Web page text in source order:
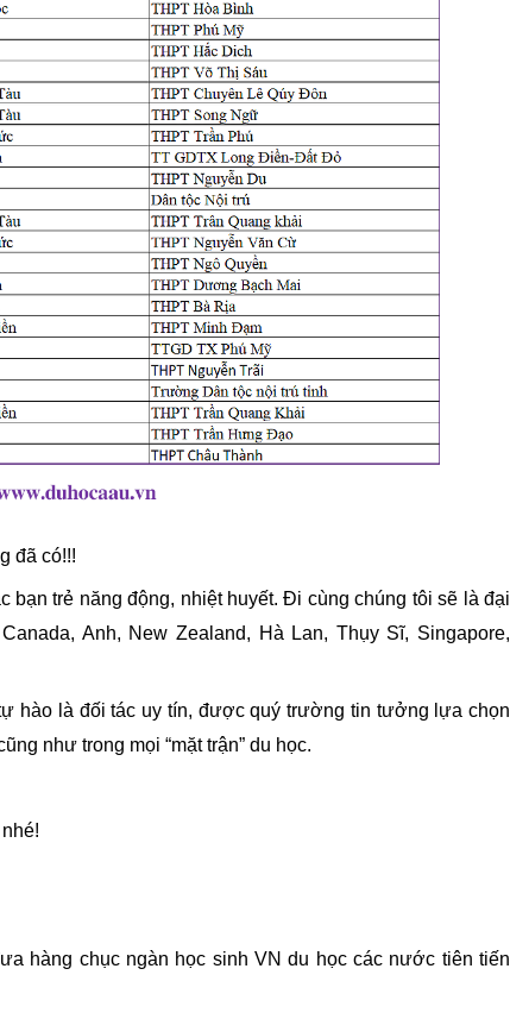
đã có!!!
bạn trẻ năng động, nhiệt huyết. Đi cùng chúng tôi sẽ là đại
Anh, New Zealand, Hà Lan, Thụy Sĩ, Singapore,
hào là đối tác uy tín, được quý trường tin tưởng lựa chọn
như trong mọi “mặt trận” du học.
hàng chục ngàn học sinh VN du học các nước tiên tiến